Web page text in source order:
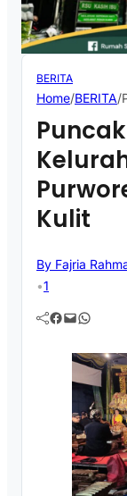
BERITA
Home/BERITA/
Kulit
By Fajria
•1
Facebook Mail WhatsApp